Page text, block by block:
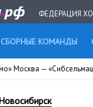
ФЕДЕРАЦИЯ
СБОРНЫЕ КОМАНДЫ
Москва —